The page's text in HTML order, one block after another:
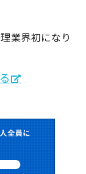
業界初になり